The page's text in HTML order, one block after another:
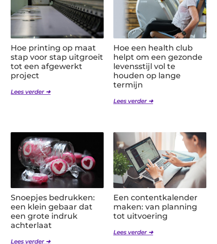
Hoe printing op maat
stap voor stap uitgroeit
tot een afgewerkt
project
Lees verder ➜
Hoe een health club
helpt om een gezonde
levensstijl vol te
houden op lange
termijn
Lees verder ➜
Snoepjes bedrukken:
een klein gebaar dat
een grote indruk
achterlaat
Lees verder ➜
Een contentkalender
maken: van planning
tot uitvoering
Lees verder ➜